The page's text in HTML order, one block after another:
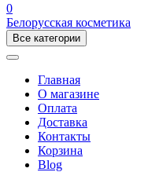
0
Белорусская косметика
Все категории
Главная
О магазине
Оплата
Доставка
Контакты
Корзина
Blog